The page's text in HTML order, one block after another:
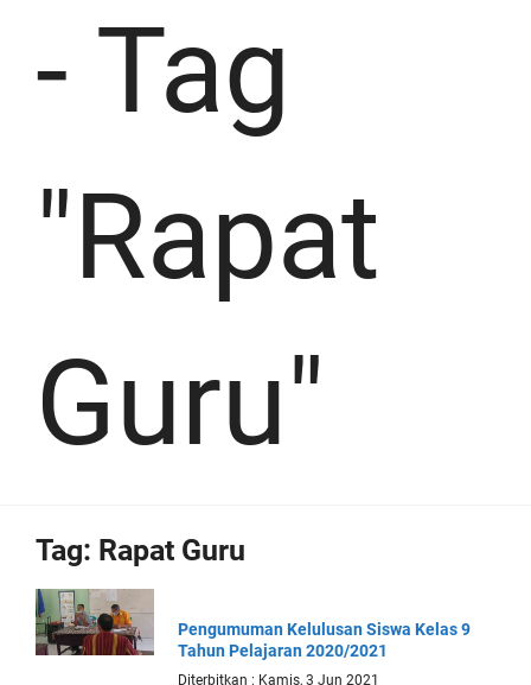
- Tag
"Rapat
Guru"
Tag: Rapat Guru
Pengumuman Kelulusan Siswa Kelas 9
Tahun Pelajaran 2020/2021
Diterbitkan : Kamis, 3 Jun 2021